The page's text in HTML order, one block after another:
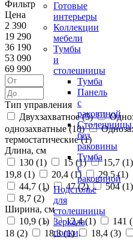
Готовые
интерьеры
Коллекции
мебели
Тумбы
и
столешницы
Тумба
Панель
с
раковиной
Столешницы
без
раковины
Тумба
с
раковиной
Подстолье
для
столешницы
Зеркала,
полки,
Фильтр
Цена
2 390
19 290
36 190
53 090
69 990
Тип управления
Двухзахватное (5)
однозахватные (18)
термостатические (1)
Длина, см
130 (1) 15 (1) 15,7 (1)
19,8 (1) 20,4 (1) 29,5 (1)
44,7 (1) 47 (2) 504 (1)
8,7 (2)
Ширина, см
10,9 (1) 12,4 (1) 141 (
18 (2) 18,3 (1) 18,4 (3)